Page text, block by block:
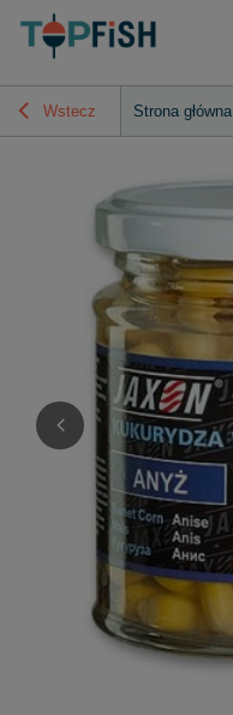
Wstecz Strona główna